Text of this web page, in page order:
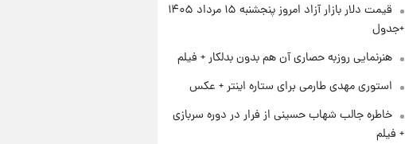
قیمت دلار بازار آزاد امروز پنجشنبه ۱۵ مرداد ۱۴۰۵
+جدول
هنرنمایی روزبه حصاری آن هم بدون بدلکار + فیلم
استوری مهدی طارمی برای ستاره اینتر + عکس
خاطره جالب شهاب حسینی از فرار در دوره سربازی
+ فیلم